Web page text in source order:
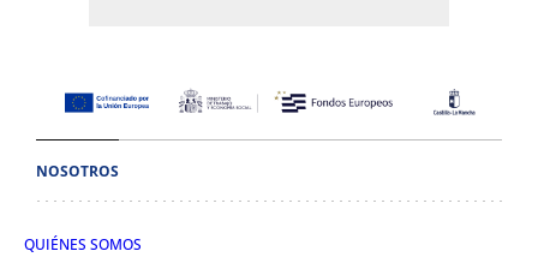
NOSOTROS
QUIÉNES SOMOS